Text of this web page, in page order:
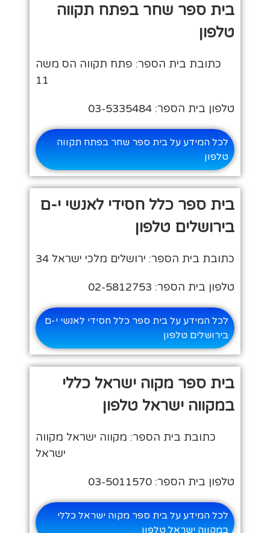
בית ספר שחר בפתח תקווה
טלפון
כתובת בית הספר: פתח תקווה הס משה
11
טלפון בית הספר: 03-5335484
לכל המידע על בית ספר שחר בפתח תקווה
טלפון
בית ספר כלל חסידי לאנשי י-ם
בירושלים טלפון
כתובת בית הספר: ירושלים מלכי ישראל 34
טלפון בית הספר: 02-5812753
לכל המידע על בית ספר כלל חסידי לאנשי י-ם
בירושלים טלפון
בית ספר מקוה ישראל כללי
במקווה ישראל טלפון
כתובת בית הספר: מקווה ישראל מקווה
ישראל
טלפון בית הספר: 03-5011570
לכל המידע על בית ספר מקוה ישראל כללי
במקווה ישראל טלפון